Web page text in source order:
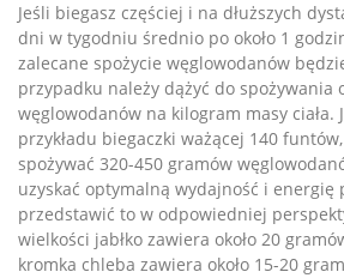
Jeśli biegasz częściej i na dłuższych
dni w tygodniu średnio po około 1
zalecane spożycie węglowodanów
przypadku należy dążyć do spożywania
węglowodanów na kilogram masy ciała.
przykładu biegaczki ważącej 140
spożywać 320-450 gramów
uzyskać optymalną wydajność i energię
przedstawić to w odpowiedniej
wielkości jabłko zawiera około 20
kromka chleba zawiera około 15-20